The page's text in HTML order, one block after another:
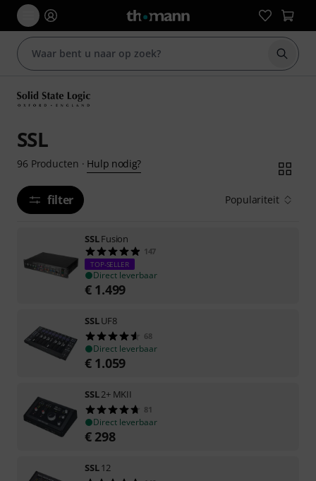
Zoek
SSL
96 Producten · Hulp nodig?
filter Populariteit
SSLFusion
147
TOP-SELLER
Direct leverbaar
€ 1.499
SSLUF8
68
Direct leverbaar
€ 1.059
SSL2+ MKII
81
Direct leverbaar
€ 298
SSL12